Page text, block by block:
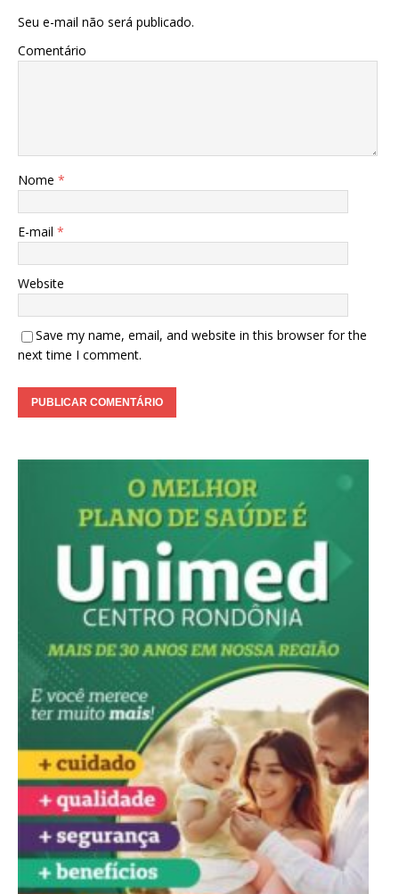
Seu e-mail não será publicado.
Comentário
Nome *
E-mail *
Website
Save my name, email, and website in this browser for the
next time I comment.